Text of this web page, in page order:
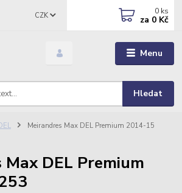
Menu
CZK
Hledat
0 ks
za 0 Kč
Meirandres Max DEL Premium 2014-15
DEL Premium